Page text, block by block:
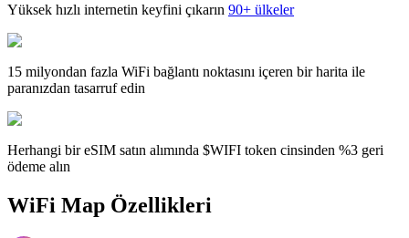
Yüksek hızlı internetin keyfini çıkarın 90+ ülkeler
15 milyondan fazla WiFi bağlantı noktasını içeren bir harita ile
paranızdan tasarruf edin
Herhangi bir eSIM satın alımında $WIFI token cinsinden %3 geri
ödeme alın
WiFi Map Özellikleri